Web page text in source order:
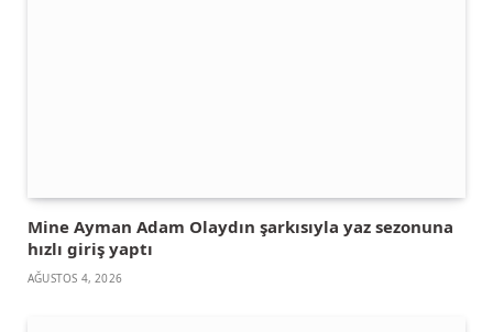
Mine Ayman Adam Olaydın şarkısıyla yaz sezonuna
hızlı giriş yaptı
AĞUSTOS 4, 2026